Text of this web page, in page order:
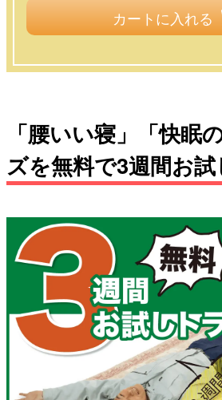
カートに入れる
「腰いい寝」「快眠
ズを無料で3週間お試